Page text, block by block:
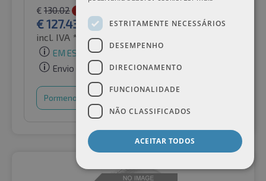
€ 130.02
€127.43
incl. IVA * por Auto-Raifen GmbH
EM ESTOQUE
Envio gratuito
Pormenores
ESTRITAMENTE NECESSÁRIOS
DESEMPENHO
DIRECIONAMENTO
FUNCIONALIDADE
NÃO CLASSIFICADOS
ACEITAR TODOS